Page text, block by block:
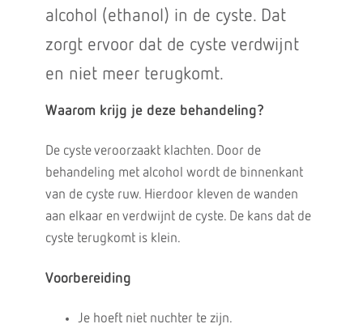
alcohol (ethanol) in de cyste. Dat
zorgt ervoor dat de cyste verdwijnt
en niet meer terugkomt.
Waarom krijg je deze behandeling?
De cyste veroorzaakt klachten. Door de
behandeling met alcohol wordt de binnenkant
van de cyste ruw. Hierdoor kleven de wanden
aan elkaar en verdwijnt de cyste. De kans dat de
cyste terugkomt is klein.
Voorbereiding
Je hoeft niet nuchter te zijn.